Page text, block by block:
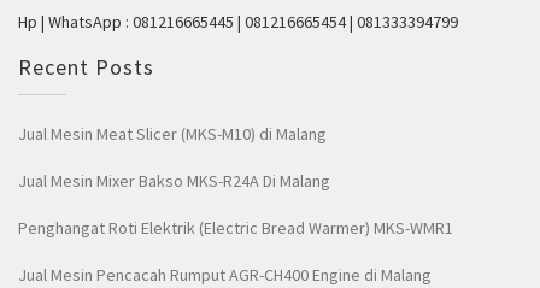
Hp | WhatsApp : 081216665445 | 081216665454 | 081333394799
Recent Posts
Jual Mesin Meat Slicer (MKS-M10) di Malang
Jual Mesin Mixer Bakso MKS-R24A Di Malang
Penghangat Roti Elektrik (Electric Bread Warmer) MKS-WMR1
Jual Mesin Pencacah Rumput AGR-CH400 Engine di Malang